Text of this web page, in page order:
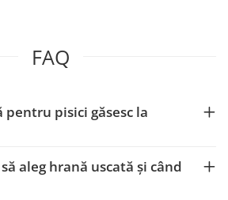
FAQ
pisici găsesc la
aleg hrană uscată și când